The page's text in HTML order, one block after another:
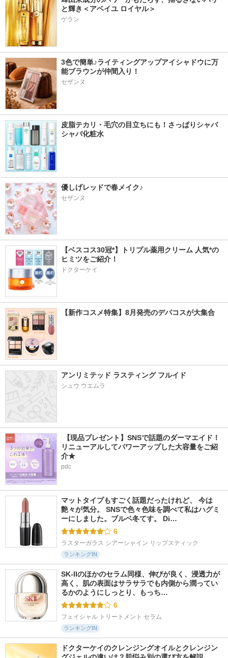
と輝き＜アベイユ ロイヤル＞
ゲラン
3色で簡単♪ライティングアップアイシャドウに万
能ブラウンが仲間入り！
セザンヌ
皮脂テカリ・毛穴の目立ちにも！さっぱりシャバ
シャバ化粧水
優しげレッドで春メイク♪
セザンヌ
【ベスコス30冠*】トリプル薬用クリーム 人気*の
ヒミツをご紹介！
ドクターケイ
【新作コスメ特集】8月発売のデパコスが大集合
アンリミテッド ラスティング フルイド
シュウ ウエムラ
【現品プレゼント】SNSで話題のダーマエイド！
リニューアルしてパワーアップした大容量をご紹
介★
pdc
マットタイプもすごく話題だったけれど、 今は
艶々が気分。 SNSで色々色味を調べて私はハグミ
ーにしました。ブルベ冬てす。 Di…
6
ラスターガラス シアーシャイン リップスティック
ランキングIN
SK-IIのほかのセラム同様、伸びが良く、浸透力が
高く、肌の表面はサラサラでも内側から潤ってい
るかのようにしっとり、もっち…
6
フェイシャル トリートメント セラム
ランキングIN
ドクターケイのクレンジングオイルとクレンジン